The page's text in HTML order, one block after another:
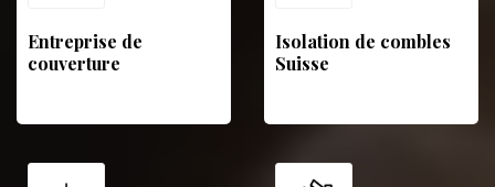
Entreprise de
couverture
Isolation de combles
Suisse